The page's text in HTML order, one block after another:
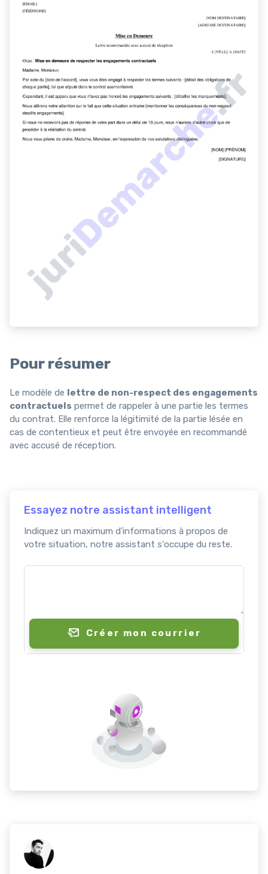
Pour résumer
Le modèle de lettre de non-respect des engagements
contractuels permet de rappeler à une partie les termes
du contrat. Elle renforce la légitimité de la partie lésée en
cas de contentieux et peut être envoyée en recommandé
avec accusé de réception.
Essayez notre assistant intelligent
Indiquez un maximum d'informations à propos de
votre situation, notre assistant s'occupe du reste.
Créer mon courrier